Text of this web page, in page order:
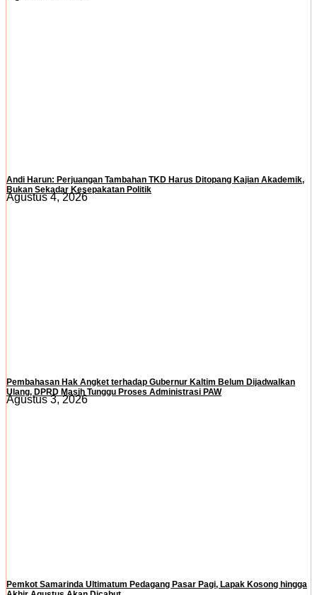
Andi Harun: Perjuangan Tambahan TKD Harus Ditopang Kajian Akademik,
Bukan Sekadar Kesepakatan Politik
Agustus 4, 2026
Pembahasan Hak Angket terhadap Gubernur Kaltim Belum Dijadwalkan
Ulang, DPRD Masih Tunggu Proses Administrasi PAW
Agustus 3, 2026
Pemkot Samarinda Ultimatum Pedagang Pasar Pagi, Lapak Kosong hingga